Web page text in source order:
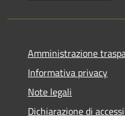
Amministrazione
Informativa privacy
Note legali
Dichiarazione di